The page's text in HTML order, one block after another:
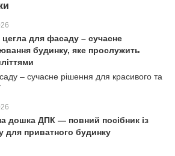
цегла для фасаду – сучасне
будинку, яке прослужить
– сучасне рішення для красивого та
дошка ДПК — повний посібник із
для приватного будинку